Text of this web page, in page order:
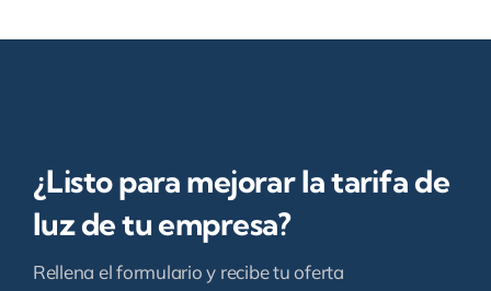
¿Listo para mejorar la tarifa de
luz de tu empresa?
Rellena el formulario y recibe tu oferta